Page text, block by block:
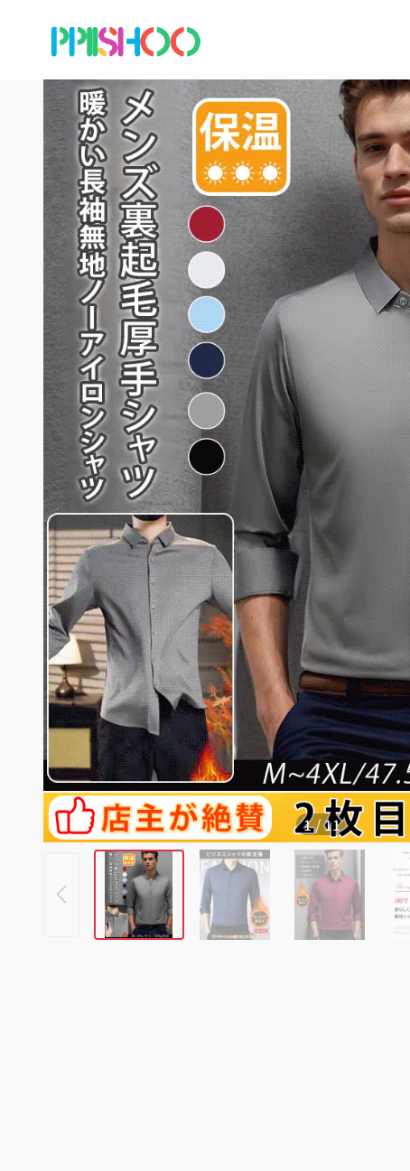
1/11